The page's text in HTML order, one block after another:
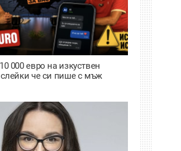
000 евро на изкуствен
че си пише с мъж